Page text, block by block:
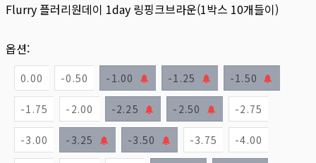
Flurry 플러리원데이 1day 링핑크브라운(1박스 10개들이)
옵션:
0.00 -0.50 -1.00 -1.25 -1.50
-1.75 -2.00 -2.25 -2.50 -2.75
-3.00 -3.25 -3.50 -3.75 -4.00